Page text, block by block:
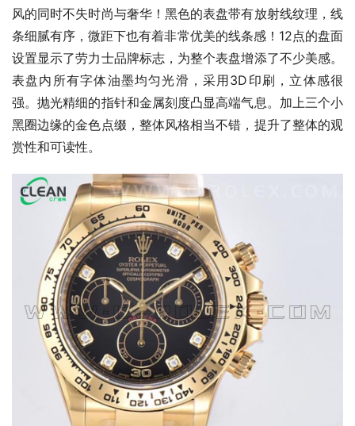
风的同时不失时尚与奢华！黑色的表盘带有放射线纹理，线
条细腻有序，微距下也有着非常优美的线条感！12点的盘面
设置显示了劳力士品牌标志，为整个表盘增添了不少美感。
表盘内所有字体油墨均匀光滑，采用3D印刷，立体感很
强。抛光精细的指针和金属刻度凸显高端气息。加上三个小
黑圈边缘的金色点缀，整体风格相当不错，提升了整体的观
赏性和可读性。